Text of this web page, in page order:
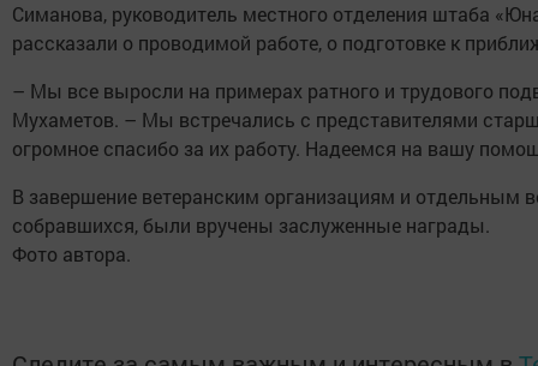
Симанова, руководитель местного отделения штаба
рассказали о проводимой работе, о подготовке к
– Мы все выросли на примерах ратного и трудового
Мухаметов. – Мы встречались с представителями
огромное спасибо за их работу. Надеемся на вашу
В завершение ветеранским организациям и отдельным
собравшихся, были вручены заслуженные награды.
Фото автора.